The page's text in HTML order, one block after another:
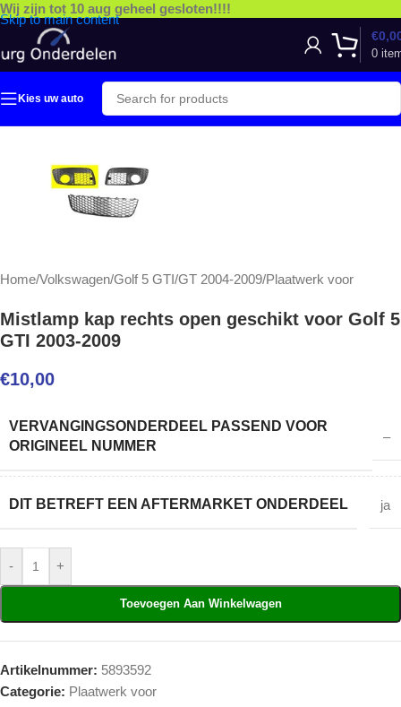
Skip to main content
Wij zijn tot 10 aug geheel gesloten!!!!
0
€
Kies uw auto
Home/Volkswagen/Golf 5 GTI/GT 2004-2009/Plaatwerk voor
Mistlamp kap rechts open geschikt voor Golf 5
GTI 2003-2009
€10,00
VERVANGINGSONDERDEEL PASSEND VOOR
ORIGINEEL NUMMER
–
DIT BETREFT EEN AFTERMARKET ONDERDEEL ja
- +
Toevoegen Aan Winkelwagen
Artikelnummer: 5893592
Categorie: Plaatwerk voor